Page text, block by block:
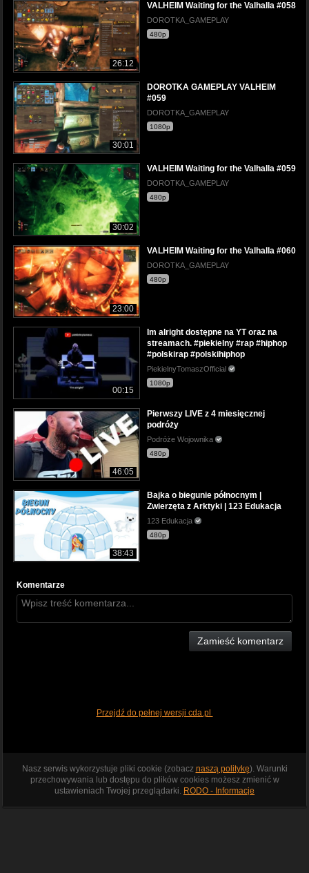
26:12
VALHEIM Waiting for the Valhalla #058
DOROTKA_GAMEPLAY
480p
30:01
DOROTKA GAMEPLAY VALHEIM
#059
DOROTKA_GAMEPLAY
1080p
30:02
VALHEIM Waiting for the Valhalla #059
DOROTKA_GAMEPLAY
480p
23:00
VALHEIM Waiting for the Valhalla #060
DOROTKA_GAMEPLAY
480p
00:15
Im alright dostępne na YT oraz na
streamach. #piekielny #rap #hiphop
#polskirap #polskihiphop
PiekielnyTomaszOfficial
1080p
46:05
Pierwszy LIVE z 4 miesięcznej
podróży
Podróże Wojownika
480p
38:43
Bajka o biegunie północnym |
Zwierzęta z Arktyki | 123 Edukacja
123 Edukacja
480p
Komentarze
Zamieść komentarz
Przejdź do pełnej wersji cda.pl
Nasz serwis wykorzystuje pliki cookie (zobacz naszą politykę). Warunki
przechowywania lub dostępu do plików cookies możesz zmienić w
ustawieniach Twojej przeglądarki. RODO - Informacje